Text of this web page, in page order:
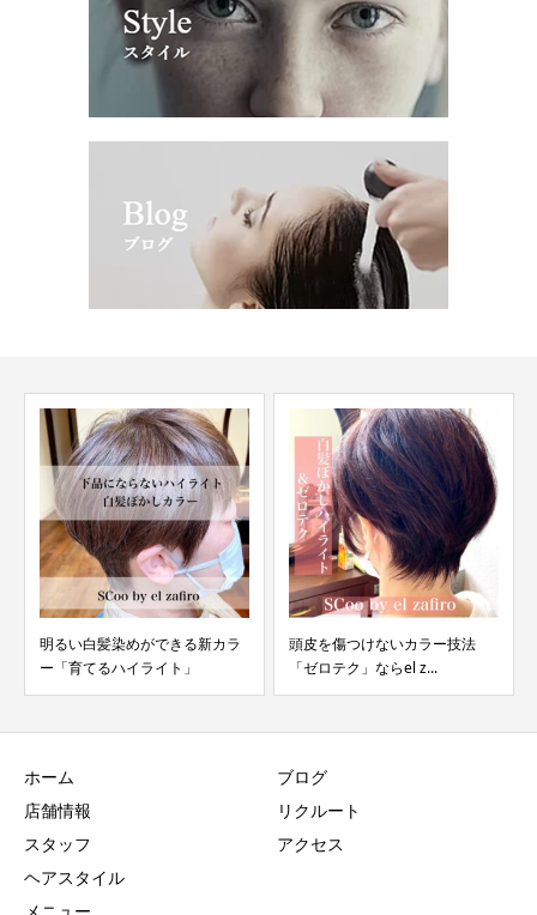
明るい白髪染めができる新カラ
ー「育てるハイライト」
頭皮を傷つけないカラー技法
「ゼロテク」ならel z...
ホーム
店舗情報
スタッフ
ヘアスタイル
メニュー
ブログ
リクルート
アクセス